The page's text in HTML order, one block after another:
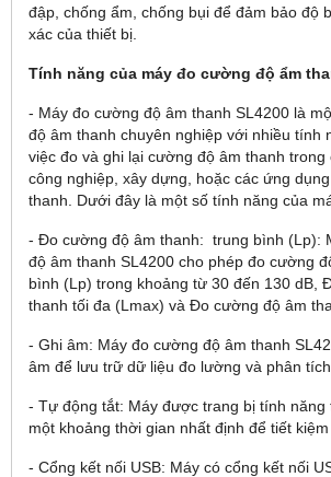
đập, chống ẩm, chống bụi để đảm bảo độ
xác của thiết bị.
Tính năng của máy đo cường độ ẩm
- Máy đo cường độ âm thanh SL4200 là
độ âm thanh chuyên nghiệp với nhiều tính
việc đo và ghi lại cường độ âm thanh trong
công nghiệp, xây dựng, hoặc các ứng
thanh. Dưới đây là một số tính năng của
- Đo cường độ âm thanh: trung bình (Lp):
độ âm thanh SL4200 cho phép đo cường
bình (Lp) trong khoảng từ 30 đến 130 dB,
thanh tối đa (Lmax) và Đo cường độ âm
- Ghi âm: Máy đo cường độ âm thanh
âm để lưu trữ dữ liệu đo lường và phân tích
- Tự động tắt: Máy được trang bị tính năng
một khoảng thời gian nhất định để tiết kiệm
- Cổng kết nối USB: Máy có cổng kết nối